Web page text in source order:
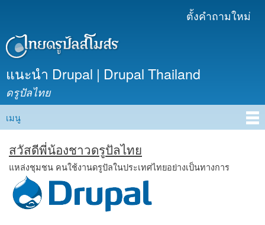
เนื้อหา
ตั้งคำถามใหม่
แนะนำ Drupal | Drupal Thailand
ดรูปัลไทย
Main menu
เมนู
สวัสดีพี่น้องชาวดรูปัลไทย
แหล่งชุมชน คนใช้งานดรูปัลในประเทศไทยอย่างเป็นทางการ